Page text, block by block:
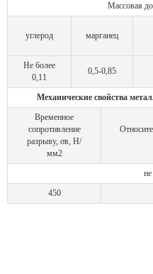
Массовая
углерод марганец
Не более
0,11
0,5-0,85
Механические свойства
Временное
сопротивление
разрыву, σв, Н/
мм2
450